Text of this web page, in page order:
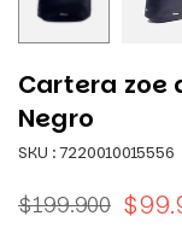
Cartera zoe
Negro
SKU :7220010015556
Precio
$199.900